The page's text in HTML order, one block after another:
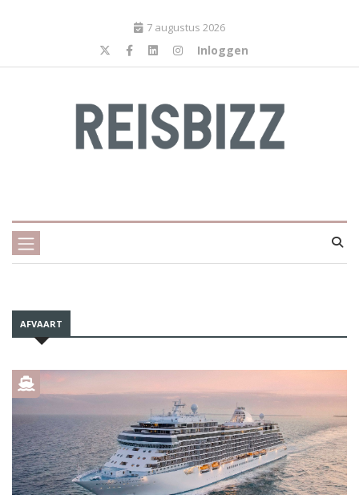
7 augustus 2026
Inloggen
AFVAART